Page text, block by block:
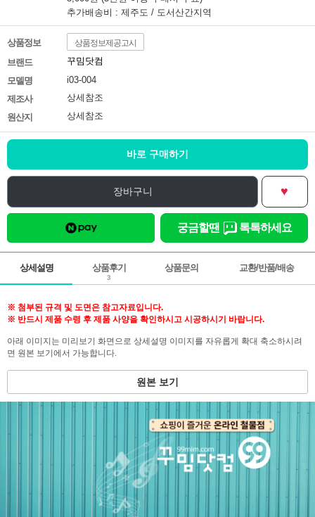
추가배송비 : 제주도 / 도서산간지역
상품정보 상품정보제공고시
브랜드
꾸밈닷컴
모델명
i03-004
제조사
상세참조
원산지
상세참조
바로 구매하기
장바구니 ♥
궁금할땐 톡톡하세요
상세설명 상품후기
3
상품문의 교환/반품/배송
※ 첨부된 규격 및 도면은 참고자료입니다.
※ 반드시 제품 수령 후 제품 사양을 확인하시고 시공하시기 바랍니다.
아래 이미지는 미리보기 화면으로 상세설명 이미지를 자유롭게 확대 축소하시려
면 원본 보기에서 가능합니다.
원본 보기